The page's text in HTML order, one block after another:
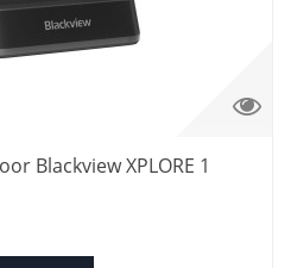
Blackview XPLORE 1